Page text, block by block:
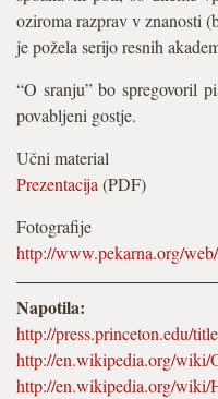
oziroma razprav v znanosti
je požela serijo resnih
“O sranju” bo spregovoril
povabljeni gostje.
Učni material
Prezentacija (PDF)
Fotografije
http://www.pekarna.org/
Napotila:
http://press.princeton.edu/
http://en.wikipedia.org/wiki/
http://en.wikipedia.org/wiki/